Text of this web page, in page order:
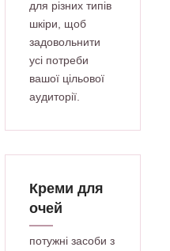
для різних типів
шкіри, щоб
задовольнити
усі потреби
вашої цільової
аудиторії.
Креми для
очей
потужні засоби з